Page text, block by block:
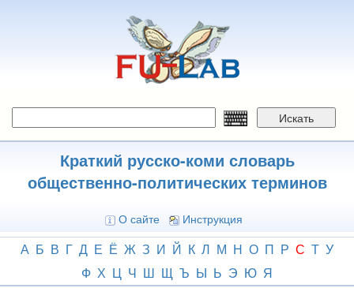
Искать
Краткий русско-коми словарь
общественно-политических терминов
О сайте Инструкция
А Б В Г Д Е Ё Ж З И Й К Л М Н О П Р С Т У
Ф Х Ц Ч Ш Щ Ъ Ы Ь Э Ю Я